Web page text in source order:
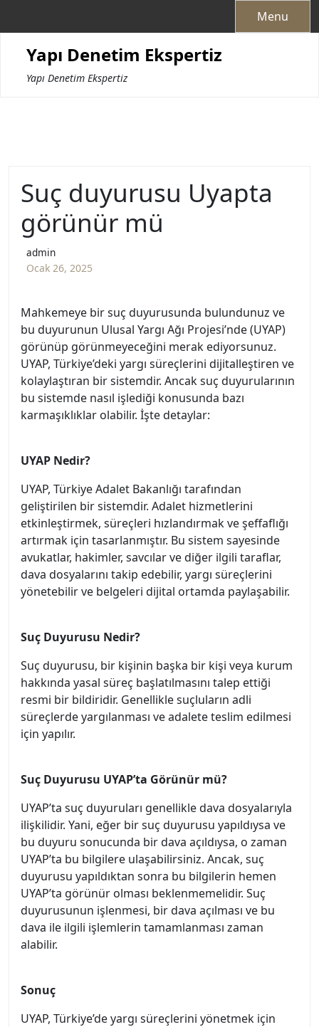
Menu
Yapı Denetim Ekspertiz
Yapı Denetim Ekspertiz
Suç duyurusu Uyapta
görünür mü
admin
Ocak 26, 2025
Mahkemeye bir suç duyurusunda bulundunuz ve
bu duyurunun Ulusal Yargı Ağı Projesi’nde (UYAP)
görünüp görünmeyeceğini merak ediyorsunuz.
UYAP, Türkiye’deki yargı süreçlerini dijitalleştiren ve
kolaylaştıran bir sistemdir. Ancak suç duyurularının
bu sistemde nasıl işlediği konusunda bazı
karmaşıklıklar olabilir. İşte detaylar:
UYAP Nedir?
UYAP, Türkiye Adalet Bakanlığı tarafından
geliştirilen bir sistemdir. Adalet hizmetlerini
etkinleştirmek, süreçleri hızlandırmak ve şeffaflığı
artırmak için tasarlanmıştır. Bu sistem sayesinde
avukatlar, hakimler, savcılar ve diğer ilgili taraflar,
dava dosyalarını takip edebilir, yargı süreçlerini
yönetebilir ve belgeleri dijital ortamda paylaşabilir.
Suç Duyurusu Nedir?
Suç duyurusu, bir kişinin başka bir kişi veya kurum
hakkında yasal süreç başlatılmasını talep ettiği
resmi bir bildiridir. Genellikle suçluların adli
süreçlerde yargılanması ve adalete teslim edilmesi
için yapılır.
Suç Duyurusu UYAP’ta Görünür mü?
UYAP’ta suç duyuruları genellikle dava dosyalarıyla
ilişkilidir. Yani, eğer bir suç duyurusu yapıldıysa ve
bu duyuru sonucunda bir dava açıldıysa, o zaman
UYAP’ta bu bilgilere ulaşabilirsiniz. Ancak, suç
duyurusu yapıldıktan sonra bu bilgilerin hemen
UYAP’ta görünür olması beklenmemelidir. Suç
duyurusunun işlenmesi, bir dava açılması ve bu
dava ile ilgili işlemlerin tamamlanması zaman
alabilir.
Sonuç
UYAP, Türkiye’de yargı süreçlerini yönetmek için